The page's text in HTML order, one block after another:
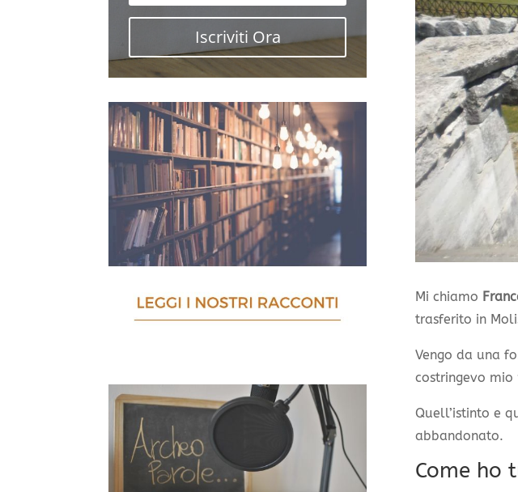
Iscriviti Ora
Mi chiamo
trasferito in
Vengo da una
costringevo
Quell’istinto e
abbandonato.
Come ho